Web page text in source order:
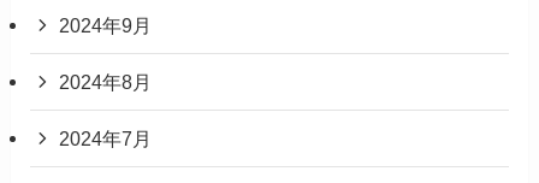
2024年9月
2024年8月
2024年7月